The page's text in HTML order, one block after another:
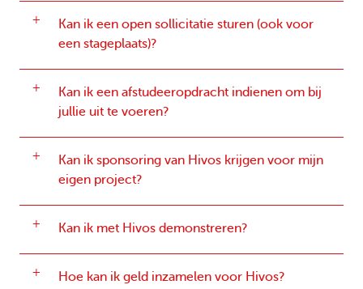
Kan ik een open sollicitatie sturen (ook voor
een stageplaats)?
Kan ik een afstudeeropdracht indienen om bij
jullie uit te voeren?
Kan ik sponsoring van Hivos krijgen voor mijn
eigen project?
Kan ik met Hivos demonstreren?
Hoe kan ik geld inzamelen voor Hivos?